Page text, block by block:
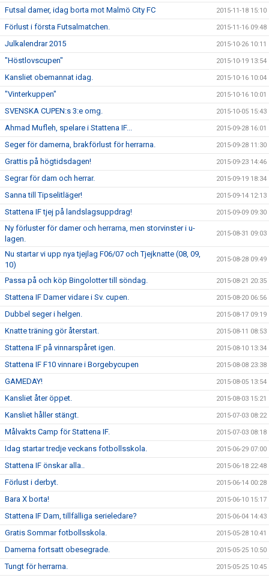
Futsal damer, idag borta mot Malmö City FC 2015-11-18 15:10
Förlust i första Futsalmatchen. 2015-11-16 09:48
Julkalendrar 2015 2015-10-26 10:11
"Höstlovscupen" 2015-10-19 13:54
Kansliet obemannat idag. 2015-10-16 10:04
"Vinterkuppen" 2015-10-16 10:01
SVENSKA CUPEN:s 3:e omg. 2015-10-05 15:43
Ahmad Mufleh, spelare i Stattena IF... 2015-09-28 16:01
Seger för damerna, brakförlust för herrarna. 2015-09-28 11:30
Grattis på högtidsdagen! 2015-09-23 14:46
Segrar för dam och herrar. 2015-09-19 18:34
Sanna till Tipselitläger! 2015-09-14 12:13
Stattena IF tjej på landslagsuppdrag! 2015-09-09 09:30
Ny förluster för damer och herrarna, men storvinster i u-
lagen.
2015-08-31 09:03
Nu startar vi upp nya tjejlag F06/07 och Tjejknatte (08, 09,
10)
2015-08-28 09:49
Passa på och köp Bingolotter till söndag. 2015-08-21 20:35
Stattena IF Damer vidare i Sv. cupen. 2015-08-20 06:56
Dubbel seger i helgen. 2015-08-17 09:19
Knatte träning gör återstart. 2015-08-11 08:53
Stattena IF på vinnarspåret igen. 2015-08-10 13:34
Stattena IF F10 vinnare i Borgebycupen 2015-08-08 23:38
GAMEDAY! 2015-08-05 13:54
Kansliet åter öppet. 2015-08-03 15:21
Kansliet håller stängt. 2015-07-03 08:22
Målvakts Camp för Stattena IF. 2015-07-03 08:18
Idag startar tredje veckans fotbollsskola. 2015-06-29 07:00
Stattena IF önskar alla.. 2015-06-18 22:48
Förlust i derbyt. 2015-06-14 00:28
Bara X borta! 2015-06-10 15:17
Stattena IF Dam, tillfälliga serieledare? 2015-06-04 14:43
Gratis Sommar fotbollsskola. 2015-05-28 10:41
Damerna fortsatt obesegrade. 2015-05-25 10:50
Tungt för herrarna. 2015-05-25 10:45